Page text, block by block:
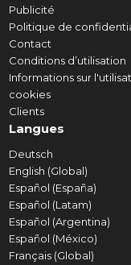
Publicité
Politique de
Contact
Conditions d’utilisation
Informations sur
cookies
Clients
Langues
Deutsch
English (Global)
Español (España)
Español (Latam)
Español (Argentina)
Español (México)
Français (Global)